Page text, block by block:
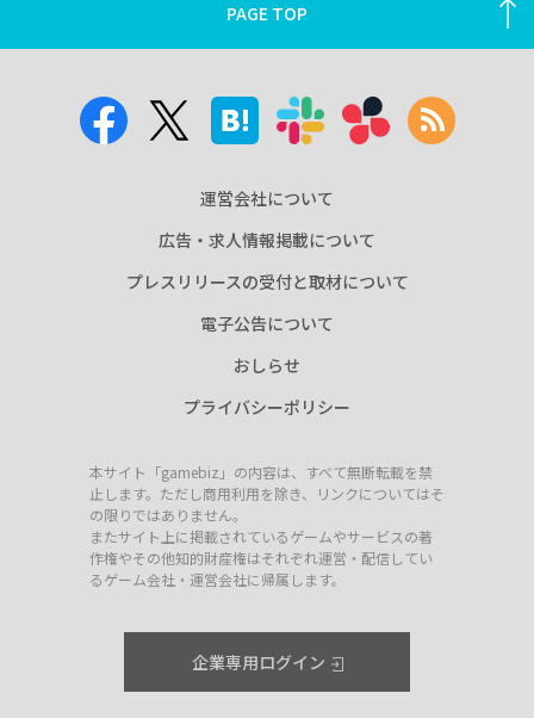
PAGE TOP
運営会社について
広告・求人情報掲載について
プレスリリースの受付と取材について
電子公告について
おしらせ
プライバシーポリシー
本サイト「gamebiz」の内容は、すべて無断転載を禁
止します。ただし商用利用を除き、リンクについてはそ
の限りではありません。
またサイト上に掲載されているゲームやサービスの著
作権やその他知的財産権はそれぞれ運営・配信してい
るゲーム会社・運営会社に帰属します。
企業専用ログイン